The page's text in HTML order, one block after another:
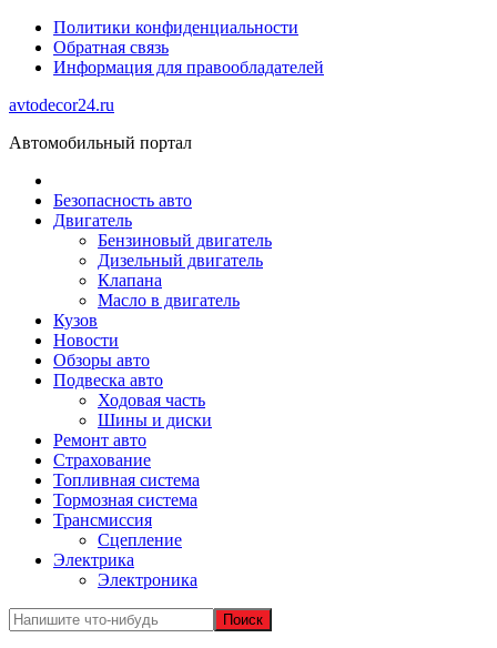
Политики конфиденциальности
Обратная связь
Информация для правообладателей
avtodecor24.ru
Автомобильный портал
Безопасность авто
Двигатель
Бензиновый двигатель
Дизельный двигатель
Клапана
Масло в двигатель
Кузов
Новости
Обзоры авто
Подвеска авто
Ходовая часть
Шины и диски
Ремонт авто
Страхование
Топливная система
Тормозная система
Трансмиссия
Сцепление
Электрика
Электроника